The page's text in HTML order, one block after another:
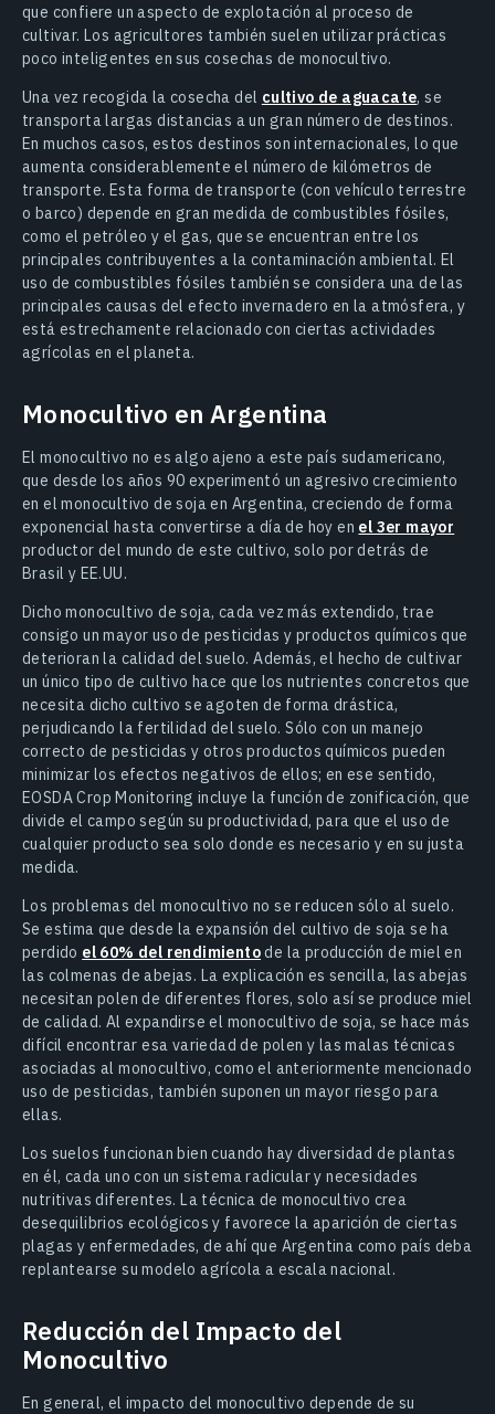
que confiere un aspecto de explotación al proceso de
cultivar. Los agricultores también suelen utilizar prácticas
poco inteligentes en sus cosechas de monocultivo.
Una vez recogida la cosecha del cultivo de aguacate, se
transporta largas distancias a un gran número de destinos.
En muchos casos, estos destinos son internacionales, lo que
aumenta considerablemente el número de kilómetros de
transporte. Esta forma de transporte (con vehículo terrestre
o barco) depende en gran medida de combustibles fósiles,
como el petróleo y el gas, que se encuentran entre los
principales contribuyentes a la contaminación ambiental. El
uso de combustibles fósiles también se considera una de las
principales causas del efecto invernadero en la atmósfera, y
está estrechamente relacionado con ciertas actividades
agrícolas en el planeta.
Monocultivo en Argentina
El monocultivo no es algo ajeno a este país sudamericano,
que desde los años 90 experimentó un agresivo crecimiento
en el monocultivo de soja en Argentina, creciendo de forma
exponencial hasta convertirse a día de hoy en el 3er mayor
productor del mundo de este cultivo, solo por detrás de
Brasil y EE.UU.
Dicho monocultivo de soja, cada vez más extendido, trae
consigo un mayor uso de pesticidas y productos químicos que
deterioran la calidad del suelo. Además, el hecho de cultivar
un único tipo de cultivo hace que los nutrientes concretos que
necesita dicho cultivo se agoten de forma drástica,
perjudicando la fertilidad del suelo. Sólo con un manejo
correcto de pesticidas y otros productos químicos pueden
minimizar los efectos negativos de ellos; en ese sentido,
EOSDA Crop Monitoring incluye la función de zonificación, que
divide el campo según su productividad, para que el uso de
cualquier producto sea solo donde es necesario y en su justa
medida.
Los problemas del monocultivo no se reducen sólo al suelo.
Se estima que desde la expansión del cultivo de soja se ha
perdido el 60% del rendimientode la producción de miel en
las colmenas de abejas. La explicación es sencilla, las abejas
necesitan polen de diferentes flores, solo así se produce miel
de calidad. Al expandirse el monocultivo de soja, se hace más
difícil encontrar esa variedad de polen y las malas técnicas
asociadas al monocultivo, como el anteriormente mencionado
uso de pesticidas, también suponen un mayor riesgo para
ellas.
Los suelos funcionan bien cuando hay diversidad de plantas
en él, cada uno con un sistema radicular y necesidades
nutritivas diferentes. La técnica de monocultivo crea
desequilibrios ecológicos y favorece la aparición de ciertas
plagas y enfermedades, de ahí que Argentina como país deba
replantearse su modelo agrícola a escala nacional.
Reducción del Impacto del
Monocultivo
En general, el impacto del monocultivo depende de su